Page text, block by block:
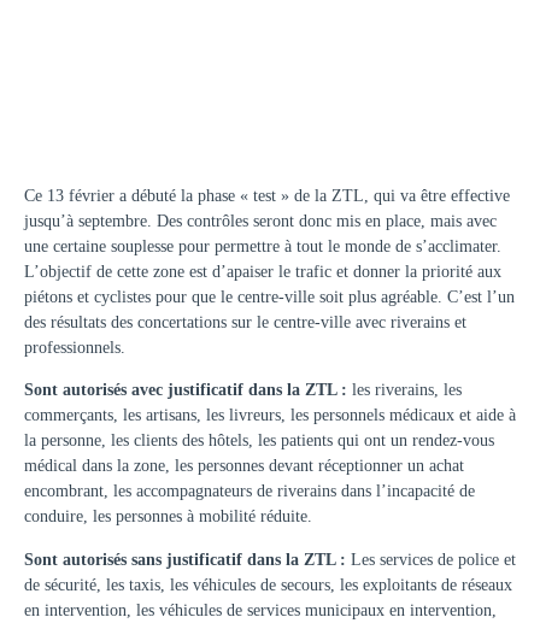
Ce 13 février a débuté la phase « test » de la ZTL, qui va être effective
jusqu’à septembre. Des contrôles seront donc mis en place, mais avec
une certaine souplesse pour permettre à tout le monde de s’acclimater.
L’objectif de cette zone est d’apaiser le trafic et donner la priorité aux
piétons et cyclistes pour que le centre-ville soit plus agréable. C’est l’un
des résultats des concertations sur le centre-ville avec riverains et
professionnels.
Sont autorisés avec justificatif dans la ZTL : les riverains, les
commerçants, les artisans, les livreurs, les personnels médicaux et aide à
la personne, les clients des hôtels, les patients qui ont un rendez-vous
médical dans la zone, les personnes devant réceptionner un achat
encombrant, les accompagnateurs de riverains dans l’incapacité de
conduire, les personnes à mobilité réduite.
Sont autorisés sans justificatif dans la ZTL : Les services de police et
de sécurité, les taxis, les véhicules de secours, les exploitants de réseaux
en intervention, les véhicules de services municipaux en intervention,